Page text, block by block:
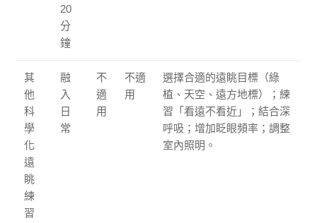
20
分
鐘
其
他
科
學
化
遠
眺
練
習
融
入
日
常
不
適
用
不適
用
選擇合適的遠眺目標（綠
植、天空、遠方地標）；練
習「看遠不看近」；結合深
呼吸；增加眨眼頻率；調整
室內照明。